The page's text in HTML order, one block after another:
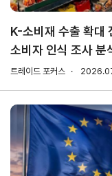
협회소개
홈 회장
인사말
역대회
K-소비재 수출 확대
소비자 인식 조사 분
트레이드 포커스